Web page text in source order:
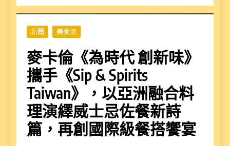
新聞 美食派
麥卡倫《為時代 創新味》
攜手《Sip & Spirits
Taiwan》，以亞洲融合料
理演繹威士忌佐餐新詩
篇，再創國際級餐搭饗宴